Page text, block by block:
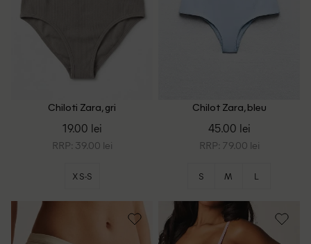
Chiloti Zara, gri
19.00 lei
RRP: 39.00 lei
XS-S
Chilot Zara, bleu
45.00 lei
RRP: 79.00 lei
S M L